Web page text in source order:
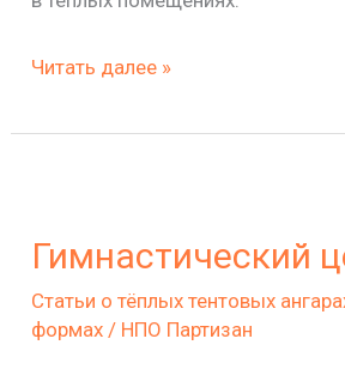
Читать далее »
Гимнастический
Статьи о тёплых тентовых
формах / НПО Партизан